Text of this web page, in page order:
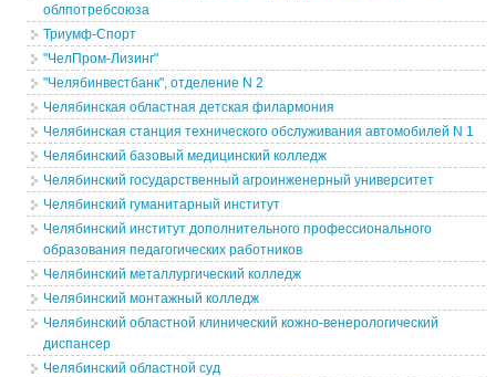
облпотребсоюза
Триумф-Спорт
"ЧелПром-Лизинг"
"Челябинвестбанк", отделение N 2
Челябинская областная детская филармония
Челябинская станция технического обслуживания автомобилей N 1
Челябинский базовый медицинский колледж
Челябинский государственный агроинженерный университет
Челябинский гуманитарный институт
Челябинский институт дополнительного профессионального
образования педагогических работников
Челябинский металлургический колледж
Челябинский монтажный колледж
Челябинский областной клинический кожно-венерологический
диспансер
Челябинский областной суд